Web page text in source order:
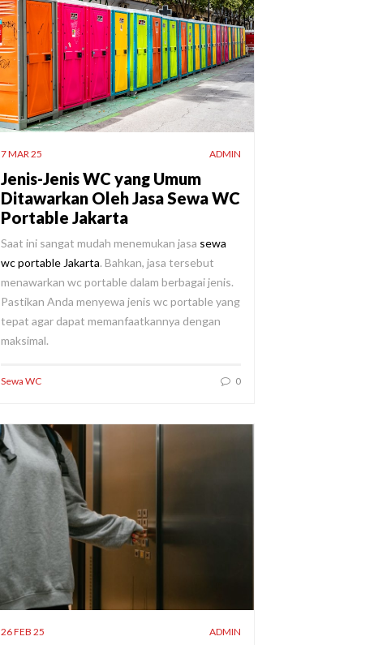
7 MAR 25 ADMIN
Jenis-Jenis WC yang Umum
Ditawarkan Oleh Jasa Sewa WC
Portable Jakarta
Saat ini sangat mudah menemukan jasa sewa
wc portable Jakarta. Bahkan, jasa tersebut
menawarkan wc portable dalam berbagai jenis.
Pastikan Anda menyewa jenis wc portable yang
tepat agar dapat memanfaatkannya dengan
maksimal.
Sewa WC 0
26 FEB 25 ADMIN